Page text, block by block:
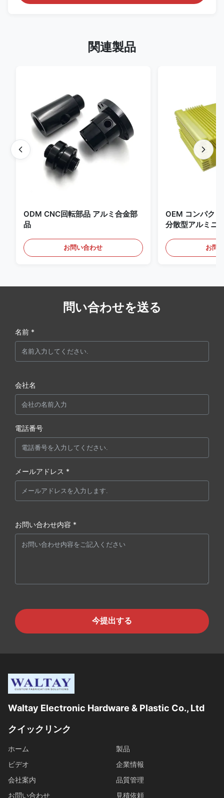
関連製品
ODM CNC回転部品 アルミ合金部
品
お問い合わせ
OEM コンパク
分散型アルミニ
お問
問い合わせを送る
名前 *
会社名
電話番号
メールアドレス *
お問い合わせ内容 *
今提出する
Waltay Electronic Hardware & Plastic Co., Ltd
クイックリンク
ホーム
製品
ビデオ
企業情報
会社案内
品質管理
お問い合わせ
見積依頼